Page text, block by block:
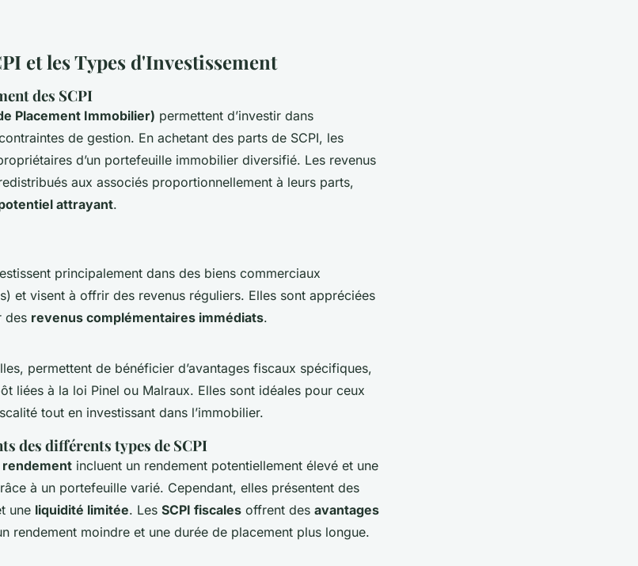
et les Types d'Investissement
des SCPI
Placement Immobilier) permettent d’investir dans
de gestion. En achetant des parts de SCPI, les
d’un portefeuille immobilier diversifié. Les revenus
aux associés proportionnellement à leurs parts,
attrayant.
principalement dans des biens commerciaux
et visent à offrir des revenus réguliers. Elles sont appréciées
des revenus complémentaires immédiats.
permettent de bénéficier d’avantages fiscaux spécifiques,
liées à la loi Pinel ou Malraux. Elles sont idéales pour ceux
tout en investissant dans l’immobilier.
des différents types de SCPI
rendement incluent un rendement potentiellement élevé et une
à un portefeuille varié. Cependant, elles présentent des
une liquidité limitée. Les SCPI fiscales offrent des avantages
rendement moindre et une durée de placement plus longue.